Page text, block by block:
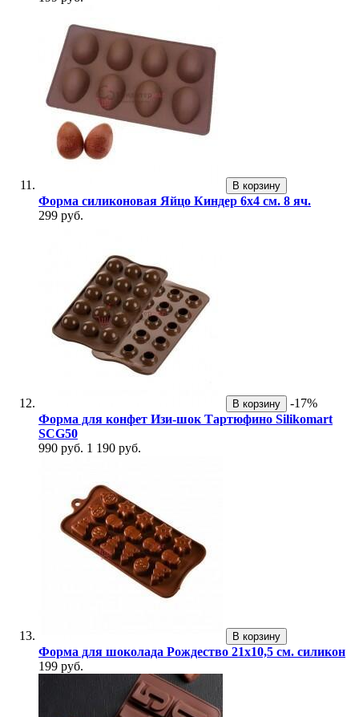
В корзину
Форма силиконовая Яйцо Киндер 6х4 см. 8 яч.
299 руб.
В корзину
-17%
Форма для конфет Изи-шок Тартюфино Silikomart
SCG50
990 руб. 1 190 руб.
В корзину
Форма для шоколада Рождество 21x10,5 см. силикон
199 руб.